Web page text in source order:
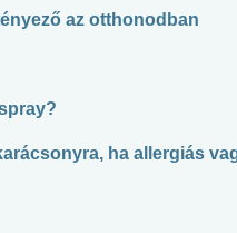
az otthonodban
ha allergiás